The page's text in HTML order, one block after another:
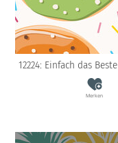
12224: Einfach das Beste
Merken